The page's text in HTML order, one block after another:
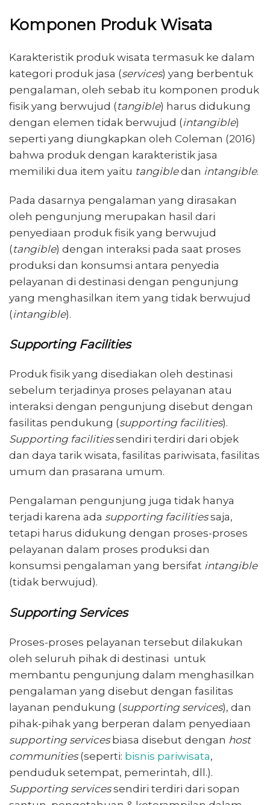
Komponen Produk Wisata
Karakteristik produk wisata termasuk ke dalam
kategori produk jasa (services) yang berbentuk
pengalaman, oleh sebab itu komponen produk
fisik yang berwujud (tangible) harus didukung
dengan elemen tidak berwujud (intangible)
seperti yang diungkapkan oleh Coleman (2016)
bahwa produk dengan karakteristik jasa
memiliki dua item yaitu tangibledan intangible.
Pada dasarnya pengalaman yang dirasakan
oleh pengunjung merupakan hasil dari
penyediaan produk fisik yang berwujud
(tangible) dengan interaksi pada saat proses
produksi dan konsumsi antara penyedia
pelayanan di destinasi dengan pengunjung
yang menghasilkan item yang tidak berwujud
(intangible).
Supporting Facilities
Produk fisik yang disediakan oleh destinasi
sebelum terjadinya proses pelayanan atau
interaksi dengan pengunjung disebut dengan
fasilitas pendukung (supporting facilities).
Supporting facilitiessendiri terdiri dari objek
dan daya tarik wisata, fasilitas pariwisata, fasilitas
umum dan prasarana umum.
Pengalaman pengunjung juga tidak hanya
terjadi karena ada supporting facilitiessaja,
tetapi harus didukung dengan proses-proses
pelayanan dalam proses produksi dan
konsumsi pengalaman yang bersifat intangible
(tidak berwujud).
Supporting Services
Proses-proses pelayanan tersebut dilakukan
oleh seluruh pihak di destinasi untuk
membantu pengunjung dalam menghasilkan
pengalaman yang disebut dengan fasilitas
layanan pendukung (supporting services), dan
pihak-pihak yang berperan dalam penyediaan
supporting servicesbiasa disebut dengan host
communities(seperti: bisnis pariwisata,
penduduk setempat, pemerintah, dll.).
Supporting servicessendiri terdiri dari sopan